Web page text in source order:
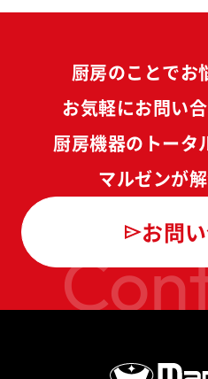
厨房のことでお
お気軽にお問い
厨房機器のトータ
マルゼンが解
お問